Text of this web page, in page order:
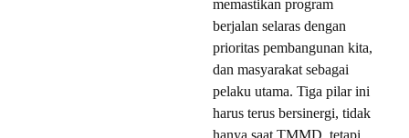
memastikan program
berjalan selaras dengan
prioritas pembangunan kita,
dan masyarakat sebagai
pelaku utama. Tiga pilar ini
harus terus bersinergi, tidak
hanya saat TMMD, tetapi